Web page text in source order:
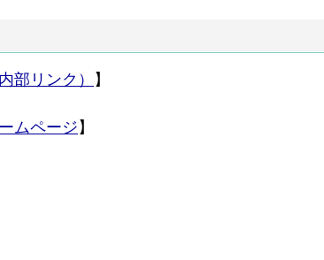
部リンク） 】
ムページ】